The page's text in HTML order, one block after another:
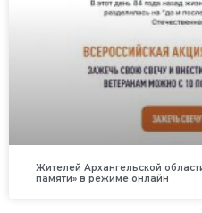
Жителей Архангельской
памяти» в режиме онлайн